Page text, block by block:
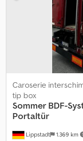
Lippstadt 1.369 km
Caroserie
tip box
Sommer BDF-
Portaltür